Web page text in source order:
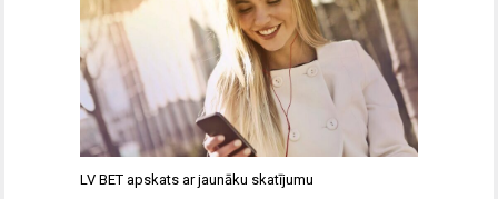
LV BET apskats ar jaunāku skatījumu